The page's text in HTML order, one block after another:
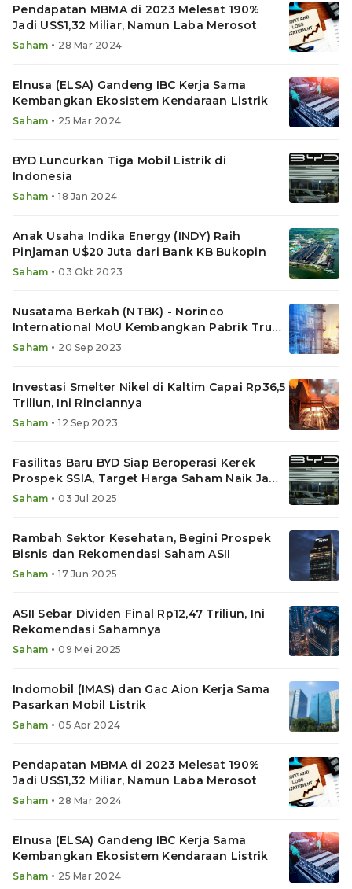
Pendapatan MBMA di 2023 Melesat 190%
Jadi US$1,32 Miliar, Namun Laba Merosot
Saham • 28 Mar 2024
Elnusa (ELSA) Gandeng IBC Kerja Sama
Kembangkan Ekosistem Kendaraan Listrik
Saham • 25 Mar 2024
BYD Luncurkan Tiga Mobil Listrik di
Indonesia
Saham • 18 Jan 2024
Anak Usaha Indika Energy (INDY) Raih
Pinjaman U$20 Juta dari Bank KB Bukopin
Saham • 03 Okt 2023
Nusatama Berkah (NTBK) - Norinco
International MoU Kembangkan Pabrik Truk
Listrik
Saham • 20 Sep 2023
Investasi Smelter Nikel di Kaltim Capai Rp36,5
Triliun, Ini Rinciannya
Saham • 12 Sep 2023
Fasilitas Baru BYD Siap Beroperasi Kerek
Prospek SSIA, Target Harga Saham Naik Jadi
Segini
Saham • 03 Jul 2025
Rambah Sektor Kesehatan, Begini Prospek
Bisnis dan Rekomendasi Saham ASII
Saham • 17 Jun 2025
ASII Sebar Dividen Final Rp12,47 Triliun, Ini
Rekomendasi Sahamnya
Saham • 09 Mei 2025
Indomobil (IMAS) dan Gac Aion Kerja Sama
Pasarkan Mobil Listrik
Saham • 05 Apr 2024
Pendapatan MBMA di 2023 Melesat 190%
Jadi US$1,32 Miliar, Namun Laba Merosot
Saham • 28 Mar 2024
Elnusa (ELSA) Gandeng IBC Kerja Sama
Kembangkan Ekosistem Kendaraan Listrik
Saham • 25 Mar 2024